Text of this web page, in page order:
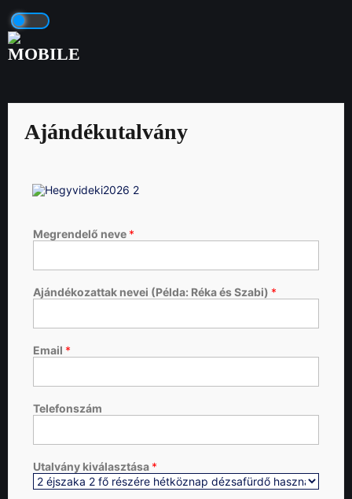
Ajándékutalvány
Megrendelő neve *
Ajándékozattak nevei (Példa: Réka és Szabi) *
Email *
Telefonszám
Utalvány kiválasztása *